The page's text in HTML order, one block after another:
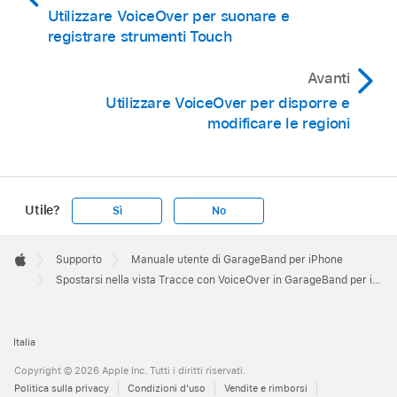
riproduzione di incrementi di una misura.
basso.
senti tre toni ascendenti.
Trascina verticalmente per spostare la traccia
Quando trascini la traccia, VoiceOver legge ad
alta voce la nuova posizione rispetto alle altre
Utilizzare VoiceOver per suonare e
registrare strumenti Touch
Avanti
Utilizzare VoiceOver per disporre e
modificare le regioni
Utile? Sì No
Footer

Apple
Supporto
Manuale utente di GarageBand per iPhone
Spostarsi nella vista Tracce con VoiceOver in GarageBand per iPhone
Italia
Copyright © 2026 Apple Inc. Tutti i diritti riservati.
Politica sulla privacy
Condizioni d'uso Vendite e rimborsi